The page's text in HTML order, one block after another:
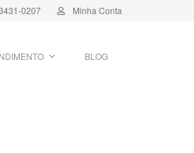
0207 Minha Conta
BLOG